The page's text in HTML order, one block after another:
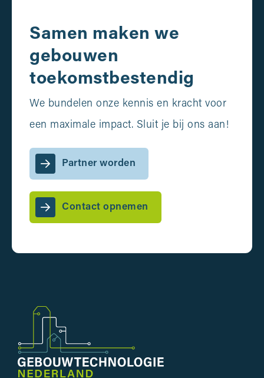
Samen maken we
gebouwen
toekomstbestendig
We bundelen onze kennis en kracht voor
een maximale impact. Sluit je bij ons aan!
Partner worden
Contact opnemen